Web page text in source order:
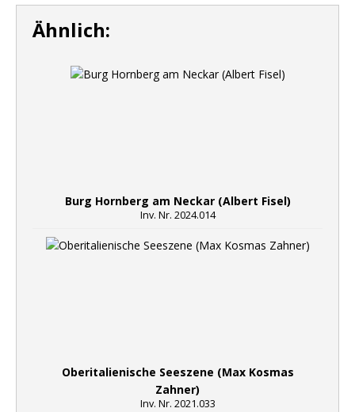
Ähnlich:
Burg Hornberg am Neckar (Albert Fisel)
Inv. Nr. 2024.014
Oberitalienische Seeszene (Max Kosmas
Zahner)
Inv. Nr. 2021.033